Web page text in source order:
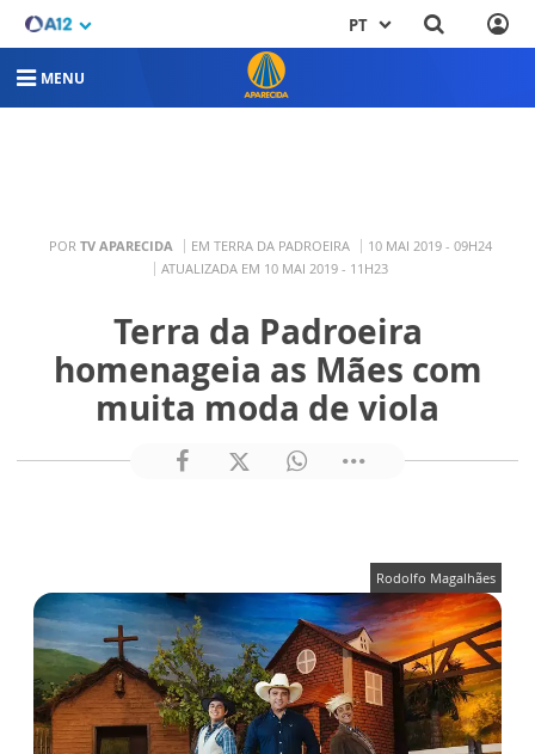
PT
MENU
POR TV APARECIDA EM TERRA DA PADROEIRA
10 MAI 2019 - 09H24
ATUALIZADA EM 10 MAI 2019 - 11H23
Terra da Padroeira
homenageia as Mães com
muita moda de viola
Rodolfo Magalhães